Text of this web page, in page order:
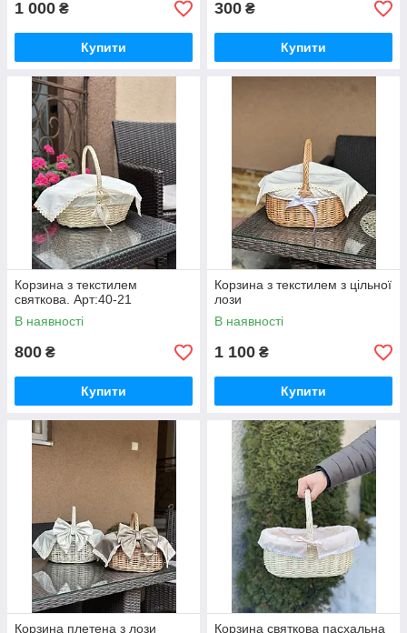
1 000 ₴
Купити
300 ₴
Купити
Корзина з текстилем
святкова. Арт:40-21
В наявності
800 ₴
Купити
Корзина з текстилем з цільної
лози
В наявності
1 100 ₴
Купити
Корзина плетена з лози
Корзина святкова пасхальна